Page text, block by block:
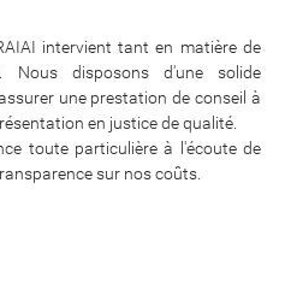
intervient tant en matière de
Nous disposons d'une solide
une prestation de conseil à
en justice de qualité.
toute particulière à l'écoute de
sur nos coûts.